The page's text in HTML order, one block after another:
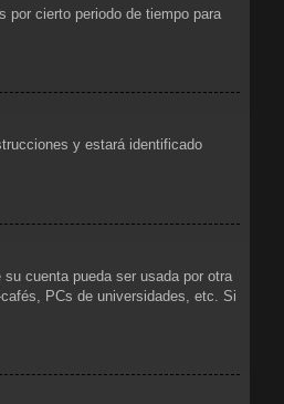
por cierto periodo de tiempo para
y estará identificado
cuenta pueda ser usada por otra
PCs de universidades, etc. Si